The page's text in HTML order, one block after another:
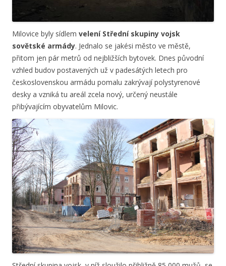
Milovice byly sídlem velení Střední skupiny vojsk
sovětské armády. Jednalo se jakési město ve městě,
přitom jen pár metrů od nejbližších bytovek. Dnes původní
vzhled budov postavených už v padesátých letech pro
československou armádu pomalu zakrývají polystyrenové
desky a vzniká tu areál zcela nový, určený neustále
přibývajícím obyvatelům Milovic.